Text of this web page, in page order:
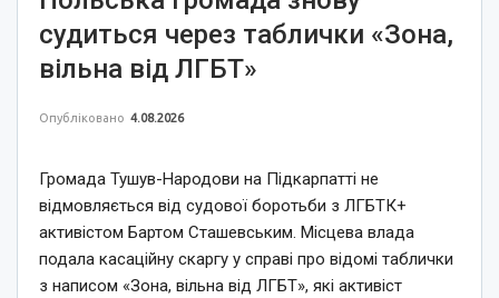
судиться через таблички «Зона,
вільна від ЛГБТ»
Опубліковано 4.08.2026
Громада Тушув-Народови на Підкарпатті не
відмовляється від судової боротьби з ЛГБТК+
активістом Бартом Сташевським. Місцева влада
подала касаційну скаргу у справі про відомі таблички
з написом «Зона, вільна від ЛГБТ», які активіст